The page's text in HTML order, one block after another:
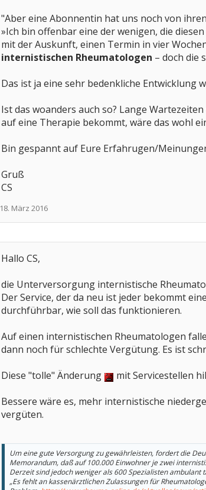
"Aber eine Abonnentin hat uns noch von
»Ich bin offenbar eine der wenigen, die
mit der Auskunft, einen Termin in vier
internistischen Rheumatologen – doch die
Das ist ja eine sehr bedenkliche Entwicklung
Ist das woanders auch so? Lange
auf eine Therapie bekommt, wäre das wohl
Bin gespannt auf Eure Erfahrugen/
Gruß
CS
18. März 2016
Hallo CS,
die Unterversorgung internistische
Der Service, der da neu ist jeder bekommt
durchführbar, wie soll das funktionieren.
Auf einen internistischen Rheumatologen
dann noch für schlechte Vergütung. Es ist
Diese "tolle" Änderung
mit Servicestellen
Bessere wäre es, mehr internistische
vergüten.
Um eine gute Versorgung zu gewährleisten, fordert die
Memorandum, daß auf 100.000 Einwohner je zwei
Derzeit sind jedoch weniger als 600 Spezialisten ambulant
„Es fehlt an kassenärztlichen Zulassungen für